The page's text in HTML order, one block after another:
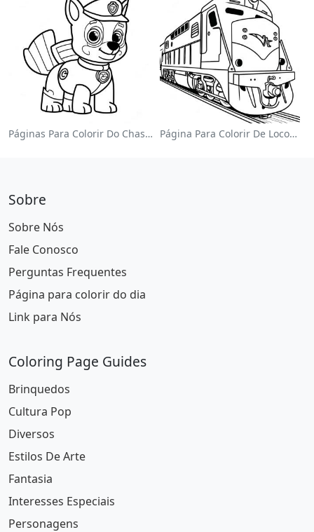
Páginas Para Colorir Do Chase Da Patrulha Canina Página Para Colorir De Locomotiva Colorida
Sobre
Sobre Nós
Fale Conosco
Perguntas Frequentes
Página para colorir do dia
Link para Nós
Coloring Page Guides
Brinquedos
Cultura Pop
Diversos
Estilos De Arte
Fantasia
Interesses Especiais
Personagens